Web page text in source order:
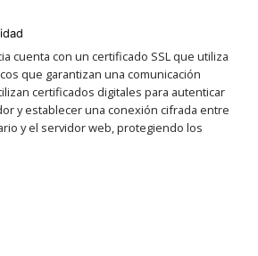
cuenta con un certificado SSL que utiliza
que garantizan una comunicación
certificados digitales para autenticar
y establecer una conexión cifrada entre
y el servidor web, protegiendo los